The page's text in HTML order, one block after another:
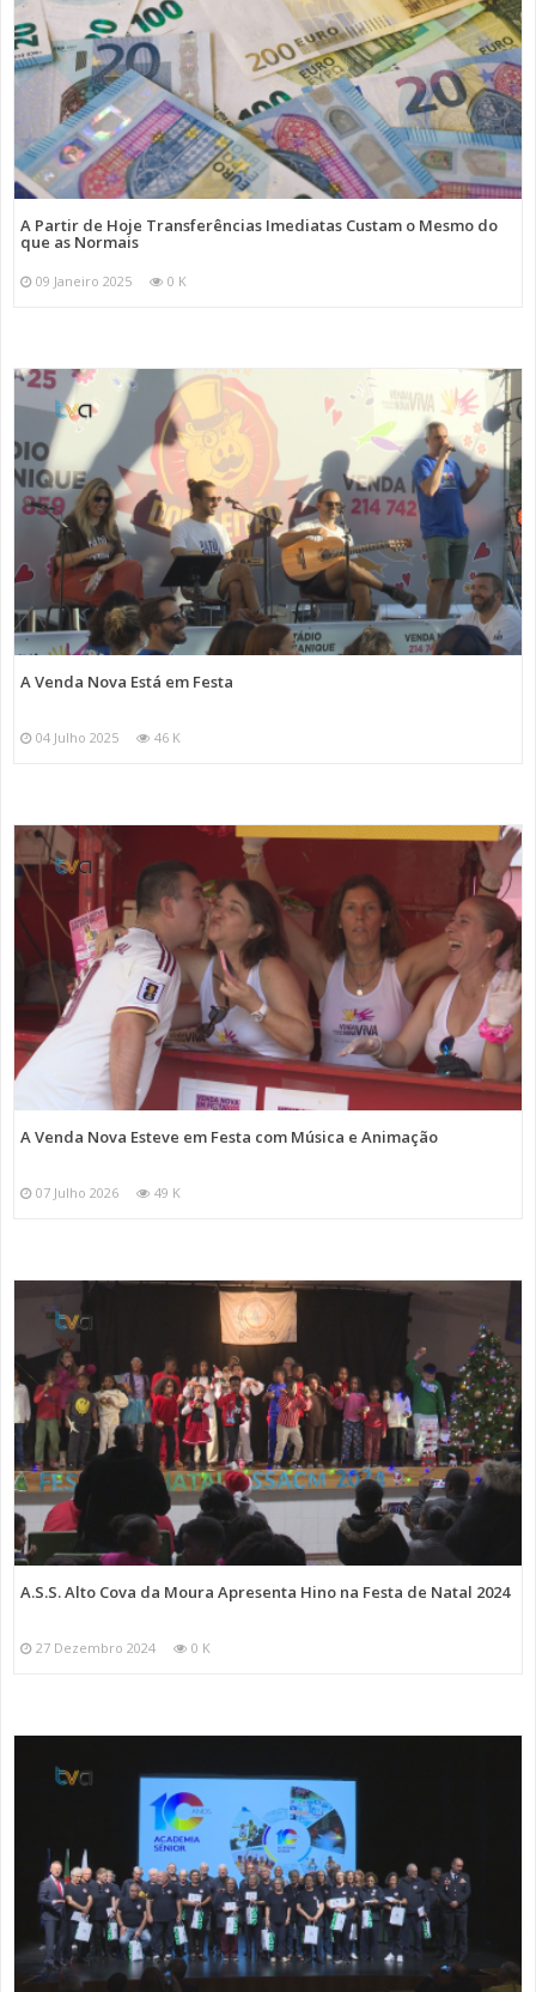
A Partir de Hoje Transferências Imediatas Custam o Mesmo do
que as Normais
09 Janeiro 2025 0 K
A Venda Nova Está em Festa
04 Julho 2025 46 K
A Venda Nova Esteve em Festa com Música e Animação
07 Julho 2026 49 K
A.S.S. Alto Cova da Moura Apresenta Hino na Festa de Natal 2024
27 Dezembro 2024 0 K